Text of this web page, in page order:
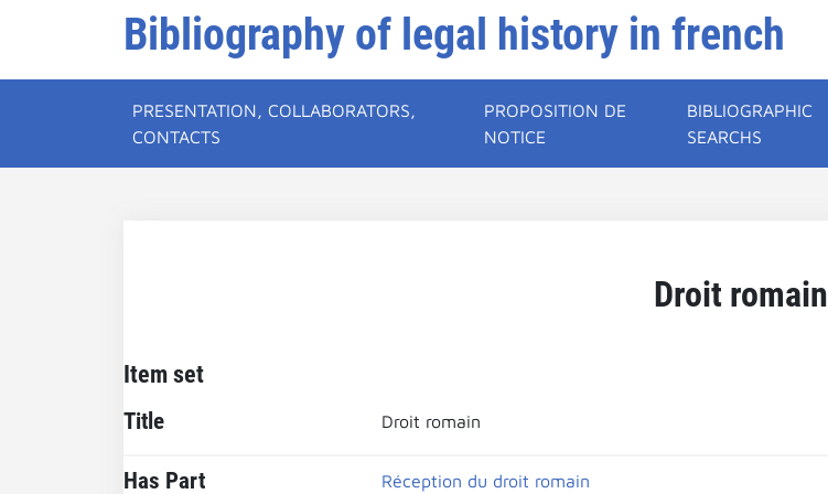
Bibliography of legal history in french
PRESENTATION, COLLABORATORS,
CONTACTS
PROPOSITION DE
NOTICE
BIBLIOGRAPHIC
SEARCHS
Droit romain
Item set
Title Droit romain
Has Part
Réception du droit romain